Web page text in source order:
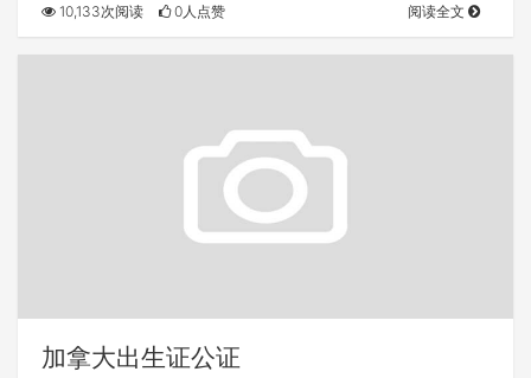
10,133次阅读 0人点赞 阅读全文
加拿大出生证公证